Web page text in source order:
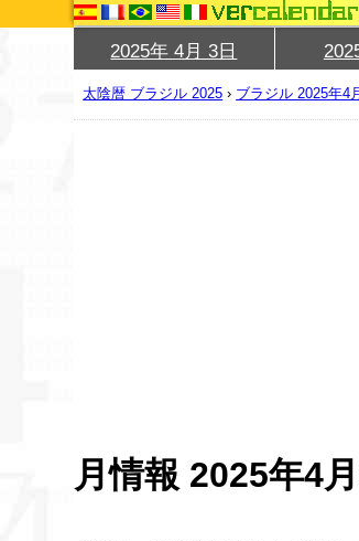
2025年 4月 3日
太陰暦 ブラジル 2025 › ブラジル 2025年4
月情報 2025年4